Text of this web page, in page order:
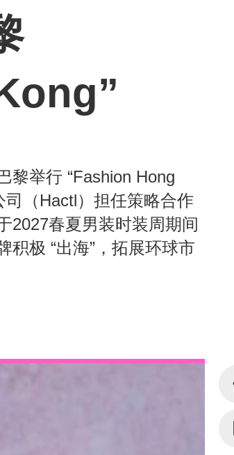
黎举行 “Fashion Hong
（Hactl）担任策略合作
2027春夏男装时装周期间
积极 “出海”，拓展环球市